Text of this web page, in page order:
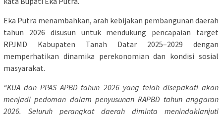
Eka Putra menambahkan, arah kebijakan pembangunan daerah
tahun 2026 disusun untuk mendukung pencapaian target
RPJMD Kabupaten Tanah Datar 2025–2029 dengan
memperhatikan dinamika perekonomian dan kondisi sosial
masyarakat.
“KUA dan PPAS APBD tahun 2026 yang telah disepakati akan
menjadi pedoman dalam penyusunan RAPBD tahun anggaran
2026. Seluruh perangkat daerah diminta menindaklanjuti